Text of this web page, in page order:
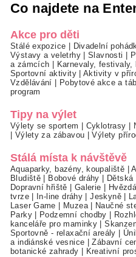
Co najdete na
Akce pro děti
Stálé expozice Divadelní
Výstavy a veletrhy|Slavnosti
a zámcích
Karnevaly, festivaly,
Sportovní aktivity|Aktivity v
Vzdělávání
Pobytové akce a
program
Tipy na výlet
Výlety se sportem Cyklotrasy
Výlety za zábavou |Výlety
Stálá místa k návštěvě
Aquaparky, bazény, koupaliště |
Bludiště
Bobové dráhy
Dopravní hřiště
Galerie
tvrze| In-line dráhy |Jeskyně|
Laser Game
Muzea| Naučné
Parky| Podzemní chodby
kanceláře pro maminky |
Sportovně - relaxační areály
a indiánské vesnice |Zábavní
botanické zahrady
Kreativní